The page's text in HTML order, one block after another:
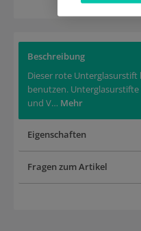
Beschreibung
Dieser rote
benutzen.
und V… Mehr
Eigenschaften
Fragen zum Artikel